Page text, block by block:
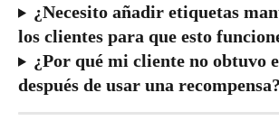
¿Necesito añadir etiquetas
los clientes para que esto
¿Por qué mi cliente no obtuvo
después de usar una recompensa?